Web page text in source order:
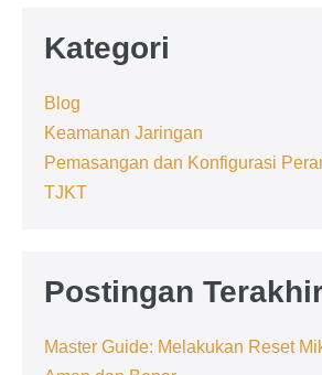
Kategori
Blog
Keamanan Jaringan
Pemasangan dan Konfigurasi
TJKT
Postingan
Master Guide: Melakukan Reset